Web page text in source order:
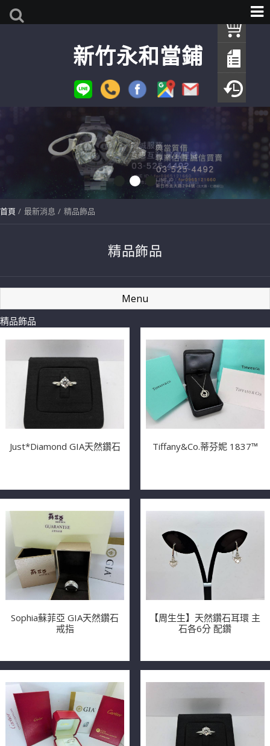
新竹永和當鋪
首頁 最新消息 精品飾品
精品飾品
Menu
精品飾品
Just*Diamond GIA天然鑽石 Tiffany&Co.蒂芬妮 1837™
Sophia蘇菲亞 GIA天然鑽石
戒指
【周生生】天然鑽石耳環 主
石各6分 配鑽